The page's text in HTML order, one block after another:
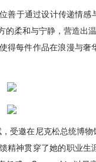
善于通过设计传递情感
柔和与宁静，营造出
得每件作品在浪漫与奢
受邀在尼克松总统博
精神贯穿了她的职业生